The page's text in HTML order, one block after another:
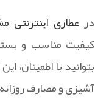
درعطاری اینترنتی
کیفیت مناسب و
بتوانید با اطمینان،
آشپزی و مصارف